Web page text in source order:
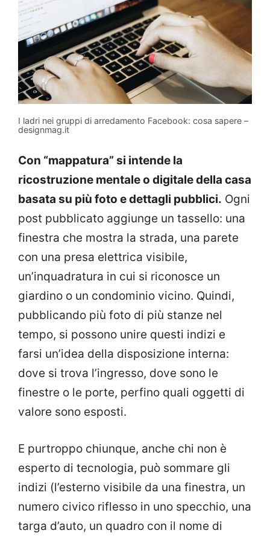
I ladri nei gruppi di arredamento Facebook: cosa sapere –
designmag.it
Con “mappatura” si intende la
ricostruzione mentale o digitale della casa
basata su più foto e dettagli pubblici. Ogni
post pubblicato aggiunge un tassello: una
finestra che mostra la strada, una parete
con una presa elettrica visibile,
un’inquadratura in cui si riconosce un
giardino o un condominio vicino. Quindi,
pubblicando più foto di più stanze nel
tempo, si possono unire questi indizi e
farsi un’idea della disposizione interna:
dove si trova l’ingresso, dove sono le
finestre o le porte, perfino quali oggetti di
valore sono esposti.
E purtroppo chiunque, anche chi non è
esperto di tecnologia, può sommare gli
indizi (l’esterno visibile da una finestra, un
numero civico riflesso in uno specchio, una
targa d’auto, un quadro con il nome di